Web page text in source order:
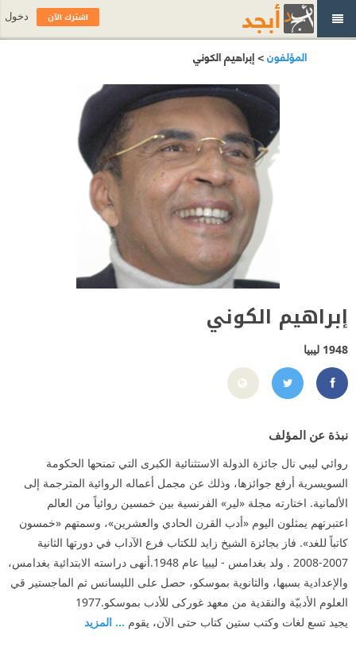
المؤلفون> إبراهيم الكوني
إبراهيم الكوني
1948 ليبيا
62362554088
https://twitter.com/#!/ialkoni
نبذة عن المؤلف
روائي ليبي نال جائزة الدولة الاستثنائية الكبرى التي تمنحها الحكومة
السويسرية أرفع جوائزها، وذلك عن مجمل أعماله الروائية المترجمة إلى
الألمانية. اختارته مجلة «لير» الفرنسية بين خمسين روائياً من العالم
اعتبرتهم يمثلون اليوم «أدب القرن الحادي والعشرين»، وسمتهم «خمسون
كاتباً للغد». فاز بجائزة الشيخ زايد للكتاب فرع الآداب في دورتها الثانية
2007-2008 . ولد بغدامس - ليبيا عام 1948.أنهى دراسته الابتدائية بغدامس،
والإعدادية بسبها، والثانوية بموسكو، حصل على الليسانس ثم الماجستير قي
العلوم الأدبيّة والنقدية من معهد غوركى للأدب بموسكو.1977
يجيد تسع لغات وكتب ستين كتاب حتى الآن، يقوم ... المزيد
اشترك الآن دخول